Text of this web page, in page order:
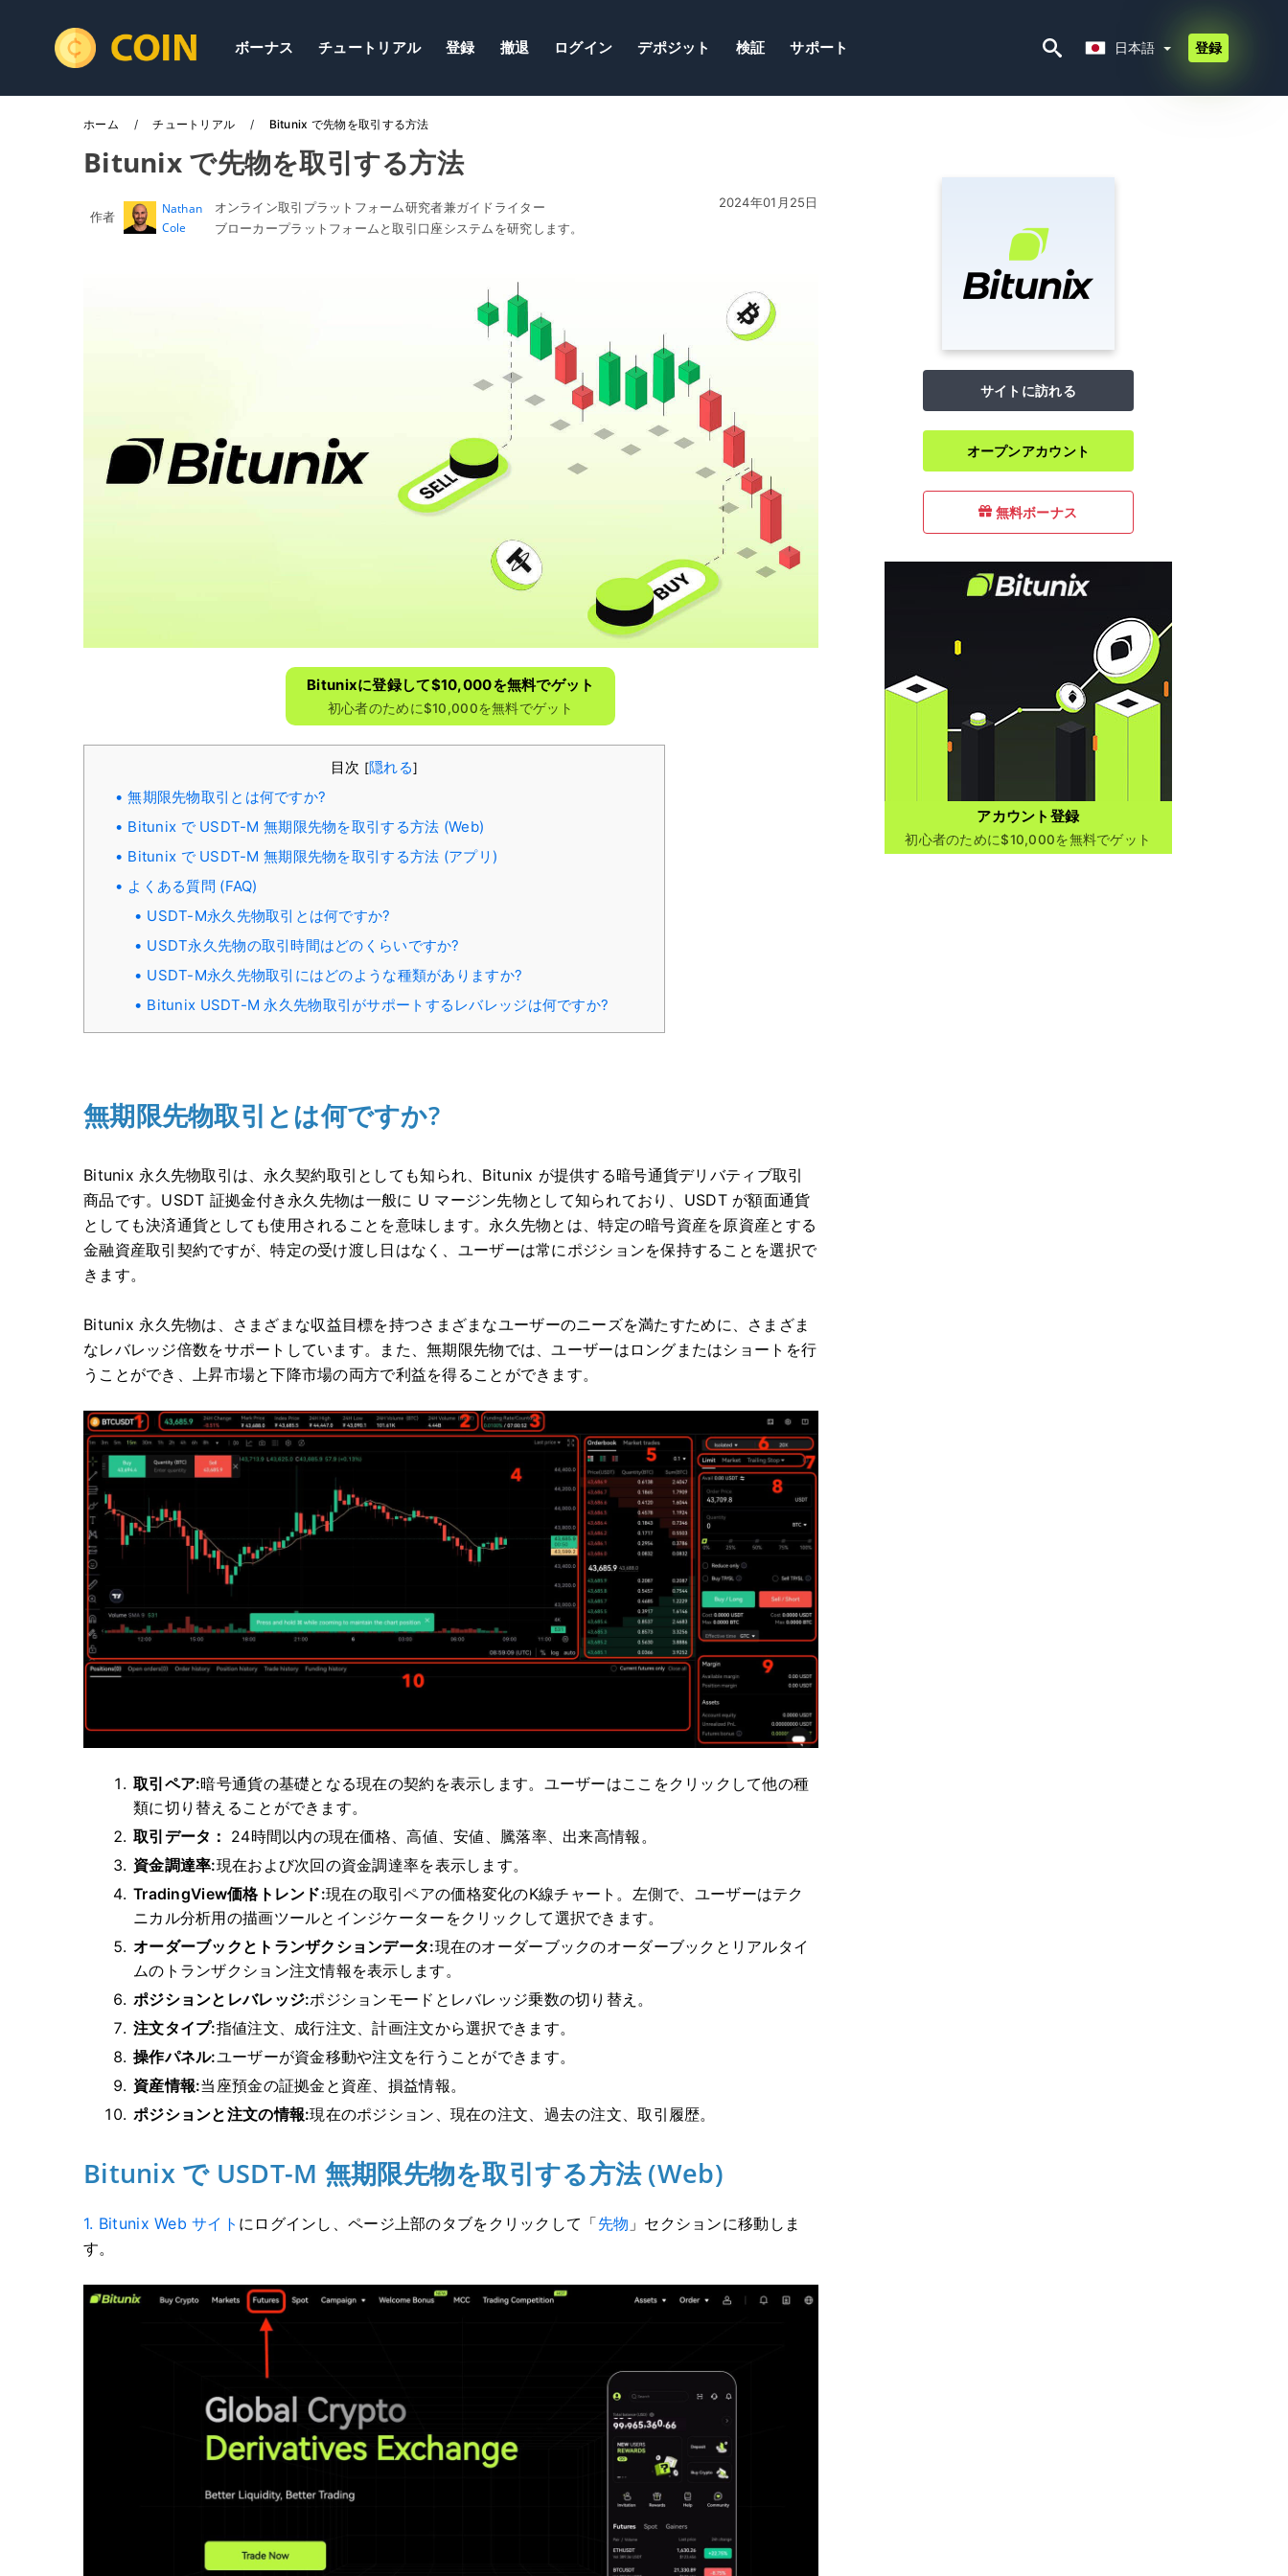
ボーナス チュートリアル 登録 撤退 ログイン デポジット 検証 サポート 日本語 登録
ホーム チュートリアル Bitunix で先物を取引する方法
Bitunix で先物を取引する方法
作者
Nathan
Cole
オンライン取引プラットフォーム研究者兼ガイドライター
ブローカープラットフォームと取引口座システムを研究します。
2024年01月25日
Bitunixに​​登録して$10,000を無料でゲット
初心者のために$10,000を無料でゲット
目次 [隠れる]
無期限先物取引とは何ですか?
Bitunix で USDT-M 無期限先物を取引する方法 (Web)
Bitunix で USDT-M 無期限先物を取引する方法 (アプリ)
よくある質問 (FAQ)
USDT-M永久先物取引とは何ですか?
USDT永久先物の取引時間はどのくらいですか?
USDT-M永久先物取引にはどのような種類がありますか?
Bitunix USDT-M 永久先物取引がサポートするレバレッジは何ですか?
無期限先物取引とは何ですか?
Bitunix 永久先物取引は、永久契約取引としても知られ、Bitunix が提供する暗号通貨デリバティブ取引
商品です。 USDT 証拠金付き永久先物は一般に U マージン先物として知られており、USDT が額面通貨
としても決済通貨としても使用されることを意味します。 永久先物とは、特定の暗号資産を原資産とする
金融資産取引契約ですが、特定の受け渡し日はなく、ユーザーは常にポジションを保持することを選択で
きます。
Bitunix 永久先物は、さまざまな収益目標を持つさまざまなユーザーのニーズを満たすために、さまざま
なレバレッジ倍数をサポートしています。
また、無期限先物では、ユーザーはロングまたはショートを行
うことができ、上昇市場と下降市場の両方で利益を得ることができます。
取引ペア:暗号通貨の基礎となる現在の契約を表示します。 ユーザーはここをクリックして他の種
類に切り替えることができます。
取引データ：
24時間以内の現在価格、高値、安値、騰落率、出来高情報。
資金調達率:現在および次回の資金調達率を表示します。
TradingView価格トレンド:現在の取引ペアの価格変化のK線チャート。 左側で、ユーザーはテク
ニカル分析用の描画ツールとインジケーターをクリックして選択できます。
オーダーブックとトランザクションデータ:現在のオーダーブックのオーダーブックとリアルタイ
ムのトランザクション注文情報を表示します。
ポジションとレバレッジ:ポジションモードとレバレッジ乗数の切り替え。
注文タイプ:指値注文、成行注文、計画注文から選択できます。
操作パネル:ユーザーが資金移動や注文を行うことができます。
資産情報:当座預金の証拠金と資産、損益情報。
ポジションと注文の情報:現在のポジション、現在の注文、過去の注文、取引履歴。
Bitunix で USDT-M 無期限先物を取引する方法 (Web)
1. Bitunix Web サイト にログインし、ページ上部のタブをクリックして「先物 」セクションに移動しま
す。
サイトに訪れる
オープンアカウント
無料ボーナス
アカウント登録
初心者のために$10,000を無料でゲット